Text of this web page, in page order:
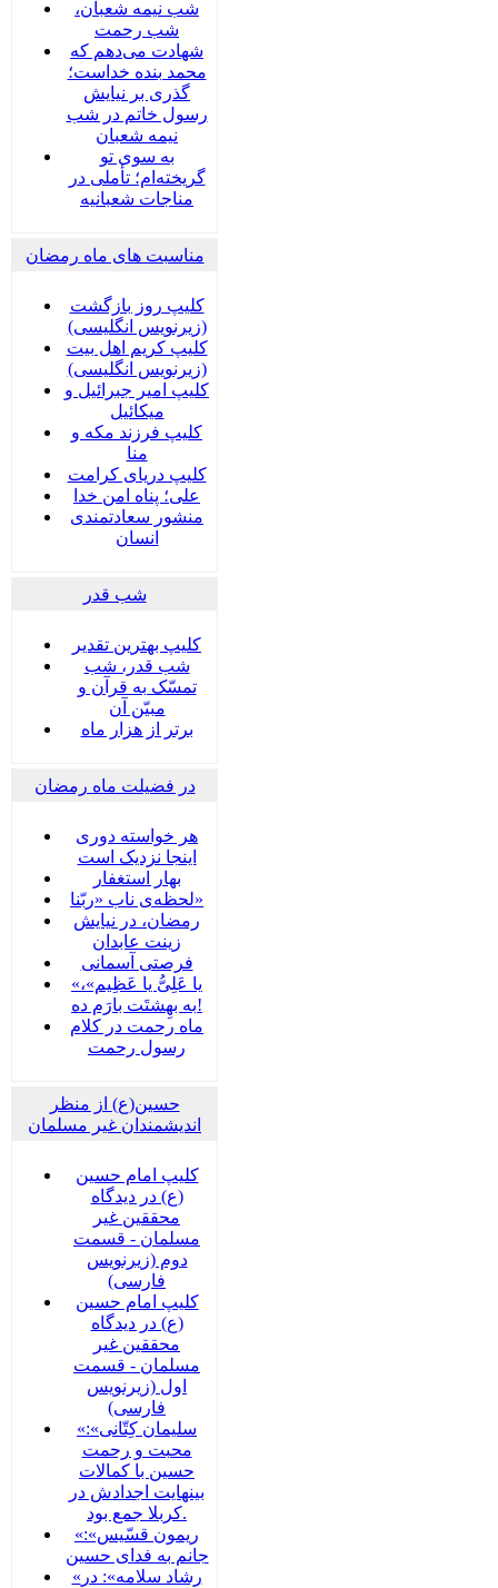
شب نیمه شعبان،
شب رحمت
شهادت می‌دهم که
محمد بنده خداست؛
گذری بر نیایش
رسول خاتم در شب
نیمه شعبان
به سوی تو
گریخته‌ام؛ تأملی در
مناجات شعبانیه
مناسبت های ماه رمضان
کلیپ روز بازگشت
(زیرنویس انگلیسی)
کلیپ کریم اهل بیت
(زیرنویس انگلیسی)
کلیپ امیر جبرائیل و
میکائیل
کلیپ فرزند مکه و
منا
کلیپ دریای کرامت
علی؛ پناه امن خدا
منشور سعادتمندی
انسان
شب قدر
کلیپ بهترین تقدیر
شب قدر، شب
تمسّک به قرآن و
مبیّن آن
برتر از هزار ماه
در فضیلت ماه رمضان
هر خواسته دوری
اینجا نزدیک است
بهار استغفار
لحظه‌ی ناب «ربّنا»
رمضان، در نیایش
زینت عابدان
فرصتی آسمانی
«یا عَلِیُّ یا عَظِیم»،
به بهِشتَت بارَم ده!
ماه رحمت در کلام
رسول رحمت
حسین(ع) از منظر
اندیشمندان غیر مسلمان
کلیپ امام حسین
(ع) در دیدگاه
محققین غیر
مسلمان - قسمت
دوم (زیرنویس
فارسی)
کلیپ امام حسین
(ع) در دیدگاه
محققین غیر
مسلمان - قسمت
اول (زیرنویس
فارسی)
«سلیمان کِتّانی»:
محبت و رحمت
حسین با کمالات
بینهایت اجدادش در
کربلا جمع بود.
«ریمون قسّیس»:
جانم به فدای حسین
«رشاد سلامه»: در